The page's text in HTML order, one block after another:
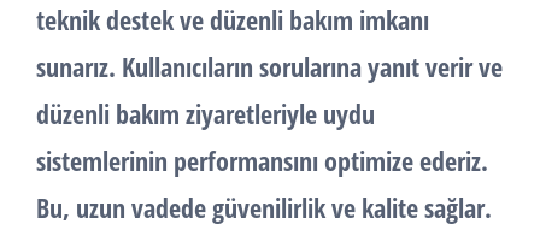
teknik destek ve düzenli bakım imkanı
sunarız. Kullanıcıların sorularına yanıt verir ve
düzenli bakım ziyaretleriyle uydu
sistemlerinin performansını optimize ederiz.
Bu, uzun vadede güvenilirlik ve kalite sağlar.